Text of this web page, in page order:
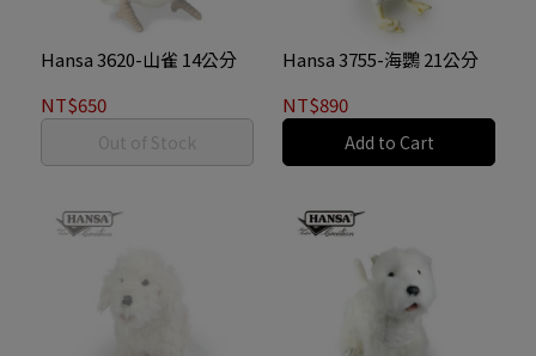
Hansa 3620-山雀 14公分
NT$650
Out of Stock
Hansa 3755-海鸚 21公分
NT$890
Add to Cart